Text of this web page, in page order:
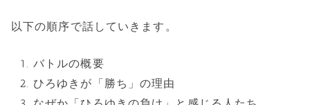
以下の順序で話していきます。
バトルの概要
ひろゆきが「勝ち」の理由